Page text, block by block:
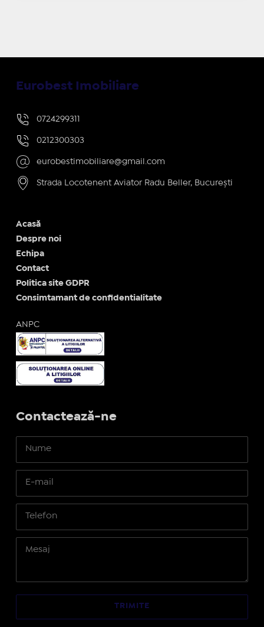
Eurobest Imobiliare
0724299311
0212300303
eurobestimobiliare@gmail.com
Strada Locotenent Aviator Radu Beller, București
Acasă
Despre noi
Echipa
Contact
Politica site GDPR
Consimtamant de confidentialitate
ANPC
Contactează-ne